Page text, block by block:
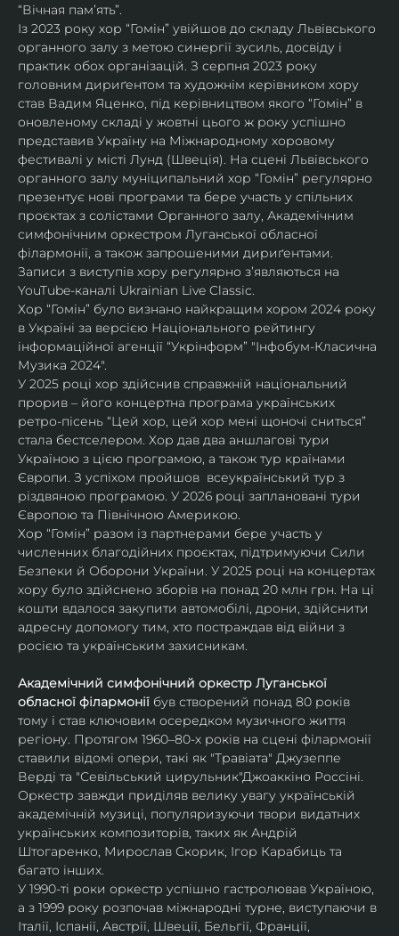
“Вічная пам’ять”.
Із 2023 року хор “Гомін” увійшов до складу Львівського
органного залу з метою синергії зусиль, досвіду і
практик обох організацій. З серпня 2023 року
головним дириґентом та художнім керівником хору
став Вадим Яценко, під керівництвом якого “Гомін” в
оновленому складі у жовтні цього ж року успішно
представив Україну на Міжнародному хоровому
фестивалі у місті Лунд (Швеція). На сцені Львівського
органного залу муніципальний хор “Гомін” регулярно
презентує нові програми та бере участь у спільних
проєктах з солістами Органного залу, Академічним
симфонічним оркестром Луганської обласної
філармонії, а також запрошеними дириґентами.
Записи з виступів хору регулярно зʼявляються на
YouTube-каналі Ukrainian Live Classic.
Хор “Гомін” було визнано найкращим хором 2024 року
в Україні за версією Національного рейтингу
інформаційної агенції “Укрінформ” "Інфобум-Класична
Музика 2024".
У 2025 році хор здійснив справжній національний
прорив – його концертна програма українських
ретро-пісень “Цей хор, цей хор мені щоночі сниться”
стала бестселером. Хор дав два аншлагові тури
Україною з цією програмою, а також тур країнами
Європи. З успіхом пройшов  всеукраїнський тур з
різдвяною програмою. У 2026 році заплановані тури
Європою та Північною Америкою.
Хор “Гомін” разом із партнерами бере участь у
численних благодійних проєктах, підтримуючи Сили
Безпеки й Оборони України. У 2025 році на концертах
хору було здійснено зборів на понад 20 млн грн. На ці
кошти вдалося закупити автомобілі, дрони, здійснити
адре​​сну допомогу тим, хто ​​по​​страждав від війни з
росією та українським захисникам.
Академічний симфонічний оркестр Луганської
обласної філармонії був створений понад 80 років
тому і став ключовим осередком музичного життя
регіону. Протягом 1960–80-х років на сцені філармонії
ставили відомі опери, такі як "Травіата" Джузеппе
Верді та "Севільський цирульник"Джоаккіно Россіні.
Оркестр завжди приділяв велику увагу українській
академічній музиці, популяризуючи твори видатних
українських композиторів, таких як Андрій
Штогаренко, Мирослав Скорик, Ігор Карабиць та
багато інших.
У 1990-ті роки оркестр успішно гастролював Україною,
а з 1999 року розпочав міжнародні турне, виступаючи в
Італії, Іспанії, Австрії, Швеції, Бельгії, Франції,